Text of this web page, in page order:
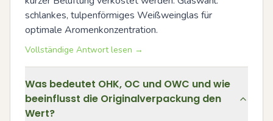
schlankes, tulpenförmiges Weißweinglas für
optimale Aromenkonzentration.
Vollständige Antwort lesen →
Was bedeutet OHK, OC und OWC und wie
beeinflusst die Originalverpackung den
Wert?